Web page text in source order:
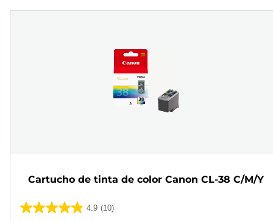
Cartucho de tinta de color Canon CL-38 C/M/Y
4.9 (10)
4.9